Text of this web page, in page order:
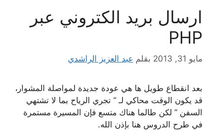
ارسال بريد الكتروني عبر
PHP
مايو 31, 2013 بقلم عبد العزيز الراشدي
بعد انقطاع طويل ها هي عودة جديدة لمواصلة المشوار،
قد يكون الوقت محاكي لـ ” تجري الرياح بما لا تشتهي
السفن ” لكن طالما هناك متسع فإن المسيرة مستمرة
في طرح الدروس هنا بإذن الله.